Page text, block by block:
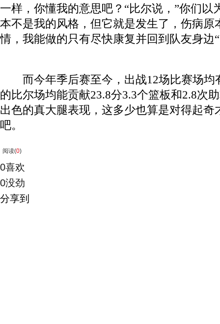
一样，你懂我的意思吧？“比尔说，”你们以
本不是我的风格，但它就是发生了，伤病原
情，我能做的只有尽快康复并回到队友身边
而今年季后赛至今，出战12场比赛场均
的比尔场均能贡献23.8分3.3个篮板和2.8次
出色的真大腿表现，这多少也算是对得起奇
吧。
阅读(0)
0喜欢
0没劲
分享到